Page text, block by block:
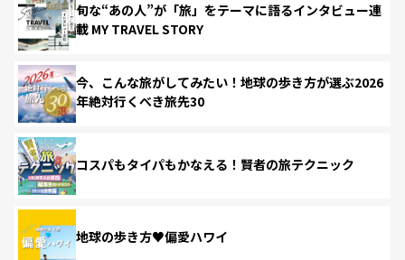
旬な“あの人”が「旅」をテーマに語るインタビュー連
載 MY TRAVEL STORY
今、こんな旅がしてみたい！地球の歩き方が選ぶ2026
年絶対行くべき旅先30
コスパもタイパもかなえる！賢者の旅テクニック
地球の歩き方♥偏愛ハワイ